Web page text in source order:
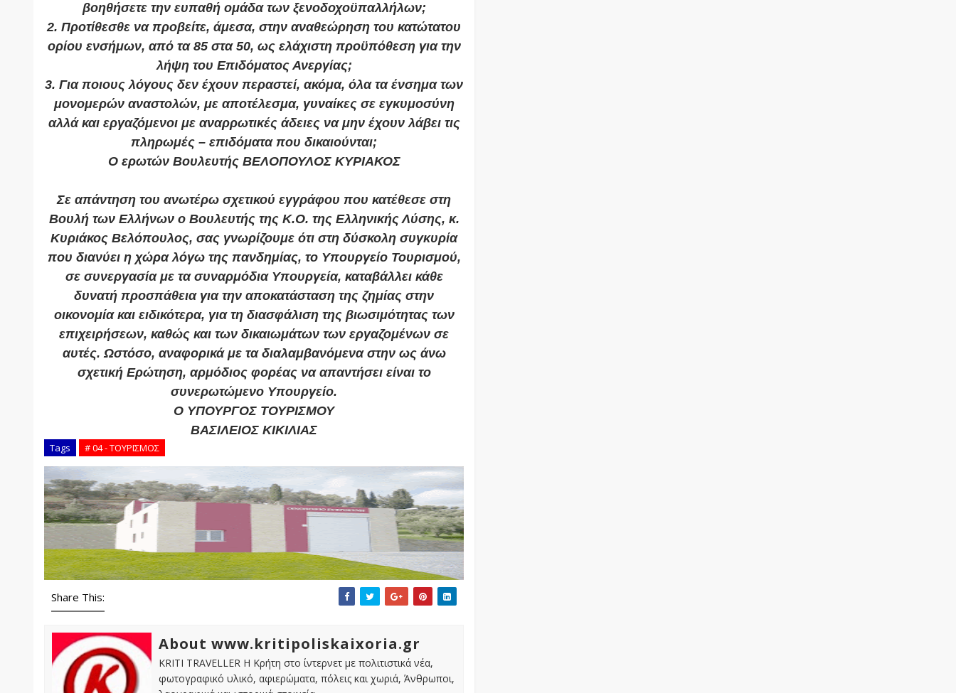
βοηθήσετε την ευπαθή ομάδα των ξενοδοχοϋπαλλήλων;
2. Προτίθεσθε να προβείτε, άμεσα, στην αναθεώρηση του κατώτατου
ορίου ενσήμων, από τα 85 στα 50, ως ελάχιστη προϋπόθεση για την
λήψη του Επιδόματος Ανεργίας;
3. Για ποιους λόγους δεν έχουν περαστεί, ακόμα, όλα τα ένσημα των
μονομερών αναστολών, με αποτέλεσμα, γυναίκες σε εγκυμοσύνη
αλλά και εργαζόμενοι με αναρρωτικές άδειες να μην έχουν λάβει τις
πληρωμές – επιδόματα που δικαιούνται;
Ο ερωτών Βουλευτής ΒΕΛΟΠΟΥΛΟΣ ΚΥΡΙΑΚΟΣ
Σε απάντηση του ανωτέρω σχετικού εγγράφου που κατέθεσε στη
Βουλή των Ελλήνων ο Βουλευτής της Κ.Ο. της Ελληνικής Λύσης, κ.
Κυριάκος Βελόπουλος, σας γνωρίζουμε ότι στη δύσκολη συγκυρία
που διανύει η χώρα λόγω της πανδημίας, το Υπουργείο Τουρισμού,
σε συνεργασία με τα συναρμόδια Υπουργεία, καταβάλλει κάθε
δυνατή προσπάθεια για την αποκατάσταση της ζημίας στην
οικονομία και ειδικότερα, για τη διασφάλιση της βιωσιμότητας των
επιχειρήσεων, καθώς και των δικαιωμάτων των εργαζομένων σε
αυτές. Ωστόσο, αναφορικά με τα διαλαμβανόμενα στην ως άνω
σχετική Ερώτηση, αρμόδιος φορέας να απαντήσει είναι το
συνερωτώμενο Υπουργείο.
Ο ΥΠΟΥΡΓΟΣ ΤΟΥΡΙΣΜΟΥ
ΒΑΣΙΛΕΙΟΣ ΚΙΚΙΛΙΑΣ
Tags # 04 - ΤΟΥΡΙΣΜΟΣ
Share This:
About www.kritipoliskaixoria.gr
KRITI TRAVELLER Η Κρήτη στο ίντερνετ με πολιτιστικά νέα,
φωτογραφικό υλικό, αφιερώματα, πόλεις και χωριά, Άνθρωποι,